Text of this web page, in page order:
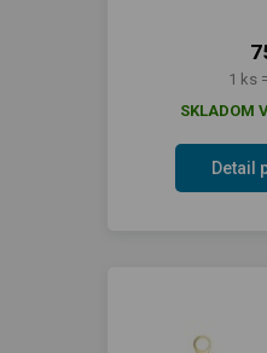
1 ks
SKLADOM
Detail